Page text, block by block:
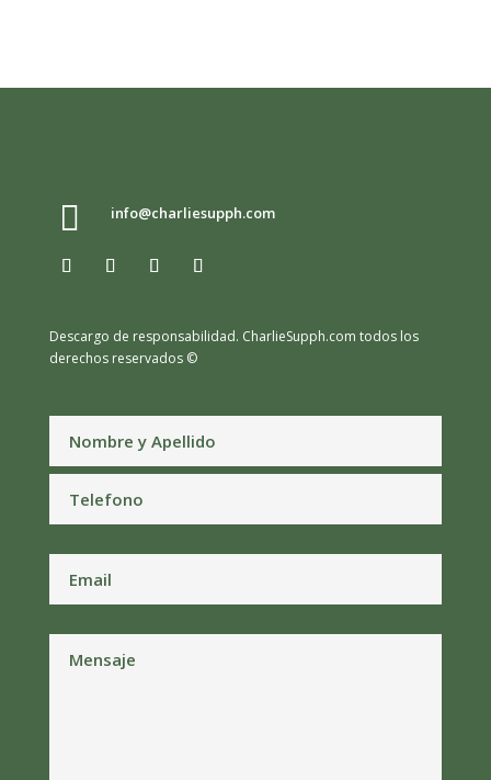
 info@charliesupph.com
Descargo de responsabilidad. CharlieSupph.com todos los
derechos reservados ©